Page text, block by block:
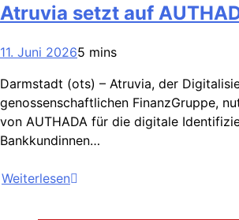
Atruvia setzt auf
11. Juni 20265 mins
Darmstadt (ots) – Atruvia, der
genossenschaftlichen FinanzGruppe,
von AUTHADA für die digitale
Bankkundinnen…
Weiterlesen